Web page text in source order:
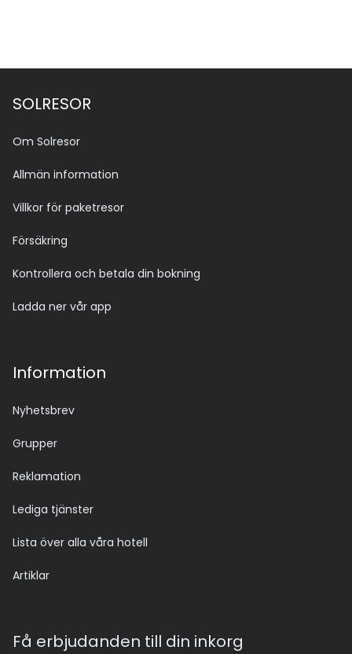
SOLRESOR
Om Solresor
Allmän information
Villkor för paketresor
Försäkring
Kontrollera och betala din bokning
Ladda ner vår app
Information
Nyhetsbrev
Grupper
Reklamation
Lediga tjänster
Lista över alla våra hotell
Artiklar
Få erbjudanden till din inkorg